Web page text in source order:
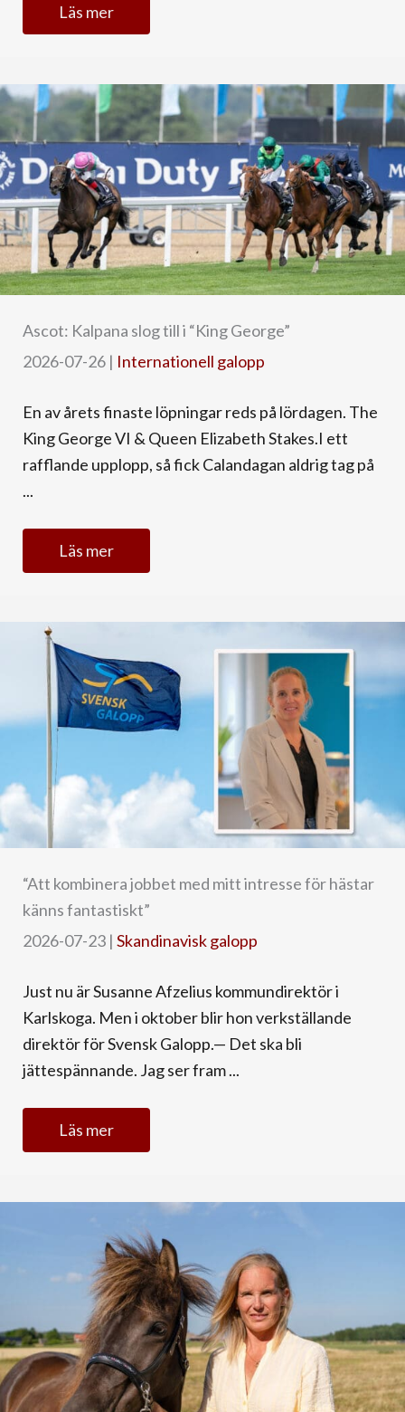
Läs mer
Ascot: Kalpana slog till i “King George”
2026-07-26 | Internationell galopp
En av årets finaste löpningar reds på lördagen. The
King George VI & Queen Elizabeth Stakes.I ett
rafflande upplopp, så fick Calandagan aldrig tag på
...
Läs mer
“Att kombinera jobbet med mitt intresse för hästar
känns fantastiskt”
2026-07-23 | Skandinavisk galopp
Just nu är Susanne Afzelius kommundirektör i
Karlskoga. Men i oktober blir hon verkställande
direktör för Svensk Galopp.— Det ska bli
jättespännande. Jag ser fram ...
Läs mer